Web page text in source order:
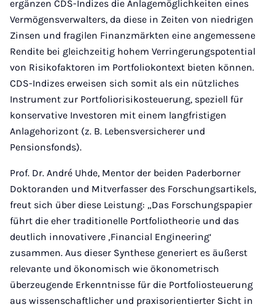
ergänzen CDS-Indizes die Anlagemöglichkeiten eines
Vermögensverwalters, da diese in Zeiten von niedrigen
Zinsen und fragilen Finanzmärkten eine angemessene
Rendite bei gleichzeitig hohem Verringerungspotential
von Risikofaktoren im Portfoliokontext bieten können.
CDS-Indizes erweisen sich somit als ein nützliches
Instrument zur Portfoliorisikosteuerung, speziell für
konservative Investoren mit einem langfristigen
Anlagehorizont (z. B. Lebensversicherer und
Pensionsfonds).
Prof. Dr. André Uhde, Mentor der beiden Paderborner
Doktoranden und Mitverfasser des Forschungsartikels,
freut sich über diese Leistung: „Das Forschungspapier
führt die eher traditionelle Portfoliotheorie und das
deutlich innovativere ‚Financial Engineering‘
zusammen. Aus dieser Synthese generiert es äußerst
relevante und ökonomisch wie ökonometrisch
überzeugende Erkenntnisse für die Portfoliosteuerung
aus wissenschaftlicher und praxisorientierter Sicht in